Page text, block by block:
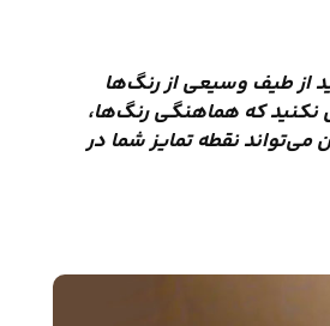
از طیف وسیعی از رنگ‌ها
نکنید که هماهنگی رنگ‌ها،
نقطه تمایز شما در